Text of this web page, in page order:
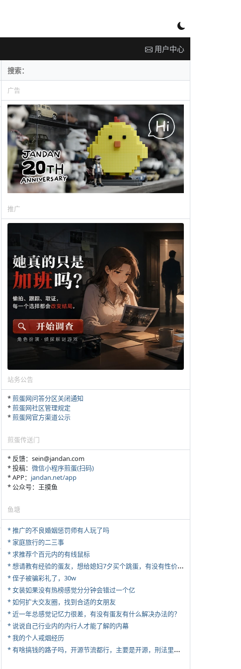
用户中心
广告
推广
站务公告
*煎蛋网问答分区关闭通知
*煎蛋网社区管理规定
*煎蛋网官方渠道公示
煎蛋传送门
* 反馈：sein@jandan.com
* 投稿： 微信小程序煎蛋(扫码)
* APP： jandan.net/app
* 公众号：王摸鱼
鱼塘
* 推广的不良婚姻惩罚师有人玩了吗
* 家庭旅行的二三事
* 求推荐个百元内的有线鼠标
*
想请教有经验的蛋友，想给媳妇7夕买个跳蛋，有没有性价比高的推荐
* 侄子被骗彩礼了，30w
* 女装如果没有热榜感觉分分钟会错过一个亿
* 如何扩大交友圈，找到合适的女朋友
* 近一年总感觉记忆力很差，有没有蛋友有什么解决办法的？
* 说说自己行业内的内行人才能了解的内幕
* 我的个人戒烟经历
*
有啥搞钱的路子吗，开源节流都行，主要是开源，刑法里的咱不做